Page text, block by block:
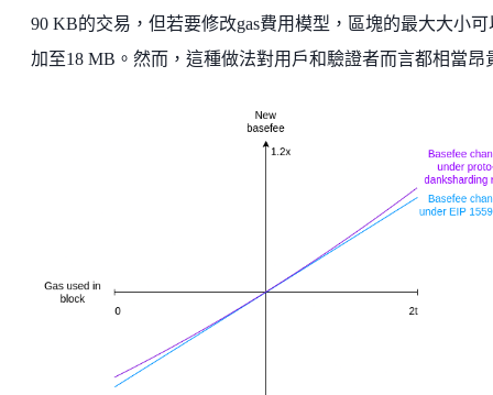
90 KB的交易，但若要修改gas費用模型，區塊的最大大小可
加至18 MB。然而，這種做法對用戶和驗證者而言都相當昂